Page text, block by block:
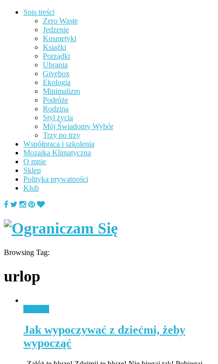
Spis treści
Zero Waste
Jedzenie
Kosmetyki
Książki
Porządki
Ubrania
Givebox
Ekologia
Minimalizm
Podróże
Rodzina
Styl życia
Mój Świadomy Wybór
Trzy po trzy
Współpraca i szkolenia
Mozaika Klimatyczna
O mnie
Sklep
Polityka prywatności
Klub
Browsing Tag:
urlop
Jak wypoczywać z dziećmi, żeby
wypocząć